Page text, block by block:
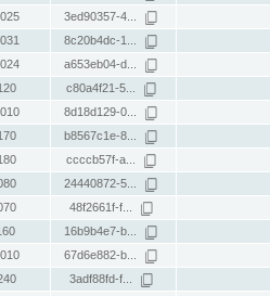
3ed90357-4...
8c20b4dc-1...
a653eb04-d...
c80a4f21-5...
8d18d129-0...
b8567c1e-8...
ccccb57f-a...
24440872-5...
48f2661f-f...
16b9b4e7-b...
67d6e882-b...
3adf88fd-f...